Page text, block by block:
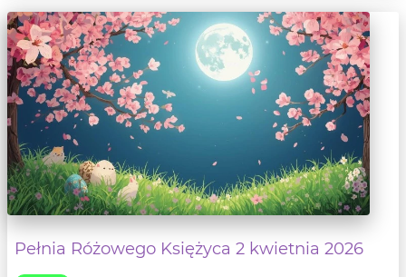
Pełnia Różowego Księżyca 2 kwietnia 2026